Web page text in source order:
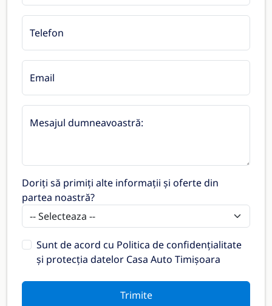
Telefon
Email
Mesajul dumneavoastră:
Doriți să primiți alte informații și oferte din
partea noastră?
Sunt de acord cu Politica de confidențialitate
și protecția datelor Casa Auto Timișoara
Trimite